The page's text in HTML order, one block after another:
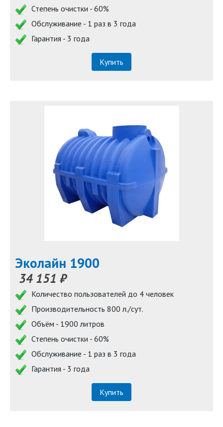
Степень очистки - 60%
Обслуживание - 1 раз в 3 года
Гарантия - 3 года
Купить
Эколайн 1900
34 151 ₽
Количество пользователей до 4 человек
Производительность 800 л./сут.
Объём - 1900 литров
Степень очистки - 60%
Обслуживание - 1 раз в 3 года
Гарантия - 3 года
Купить